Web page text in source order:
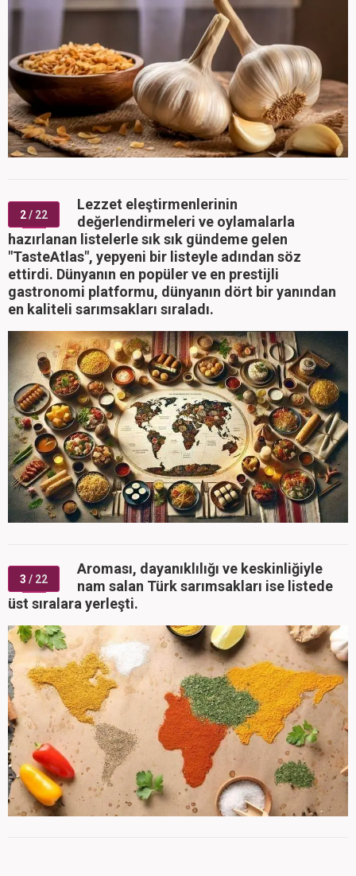
2/ 22
Lezzet eleştirmenlerinin
değerlendirmeleri ve oylamalarla
hazırlanan listelerle sık sık gündeme gelen
"TasteAtlas", yepyeni bir listeyle adından söz
ettirdi. Dünyanın en popüler ve en prestijli
gastronomi platformu, dünyanın dört bir yanından
en kaliteli sarımsakları sıraladı.
3 / 22
Aroması, dayanıklılığı ve keskinliğiyle
nam salan Türk sarımsakları ise listede
üst sıralara yerleşti.